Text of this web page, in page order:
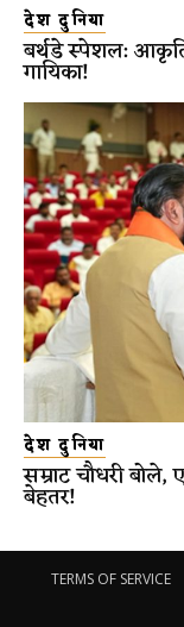
देश दुनिया
बर्थडे स्पेशल:
गायिका!
देश दुनिया
सम्राट चौधरी
बेहतर!
TERMS OF SERVICE